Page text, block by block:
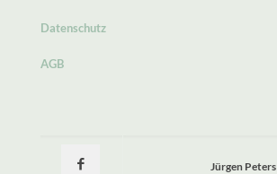
Datenschutz
AGB
Jürgen Peters